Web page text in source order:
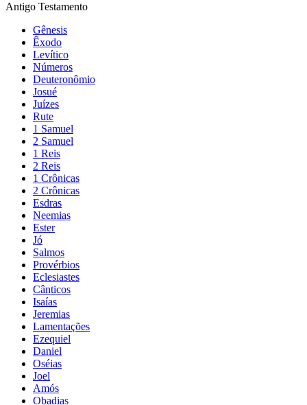
Antigo Testamento
Gênesis
Êxodo
Levítico
Números
Deuteronômio
Josué
Juízes
Rute
1 Samuel
2 Samuel
1 Reis
2 Reis
1 Crônicas
2 Crônicas
Esdras
Neemias
Ester
Jó
Salmos
Provérbios
Eclesiastes
Cânticos
Isaías
Jeremias
Lamentações
Ezequiel
Daniel
Oséias
Joel
Amós
Obadias